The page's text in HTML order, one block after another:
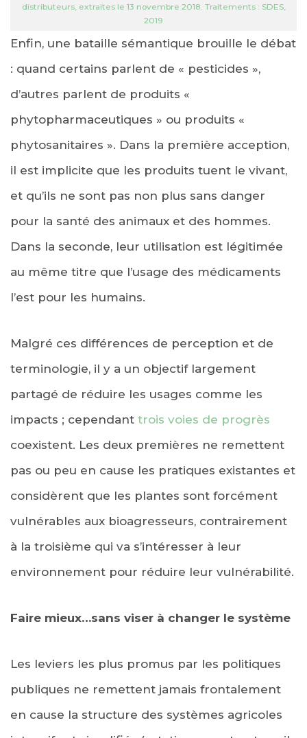
distributeurs, extraites le 13 novembre 2018. Traitements : SDES,
2019
Enfin, une bataille sémantique brouille le débat
: quand certains parlent de « pesticides »,
d’autres parlent de produits «
phytopharmaceutiques » ou produits «
phytosanitaires ». Dans la première acception,
il est implicite que les produits tuent le vivant,
et qu’ils ne sont pas non plus sans danger
pour la santé des animaux et des hommes.
Dans la seconde, leur utilisation est légitimée
au même titre que l’usage des médicaments
l’est pour les humains.
Malgré ces différences de perception et de
terminologie, il y a un objectif largement
partagé de réduire les usages comme les
impacts ; cependant trois voies de progrès
coexistent. Les deux premières ne remettent
pas ou peu en cause les pratiques existantes et
considèrent que les plantes sont forcément
vulnérables aux bioagresseurs, contrairement
à la troisième qui va s’intéresser à leur
environnement pour réduire leur vulnérabilité.
Faire mieux…sans viser à changer le système
Les leviers les plus promus par les politiques
publiques ne remettent jamais frontalement
en cause la structure des systèmes agricoles